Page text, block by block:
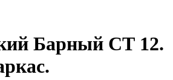
Барный СТ 12.